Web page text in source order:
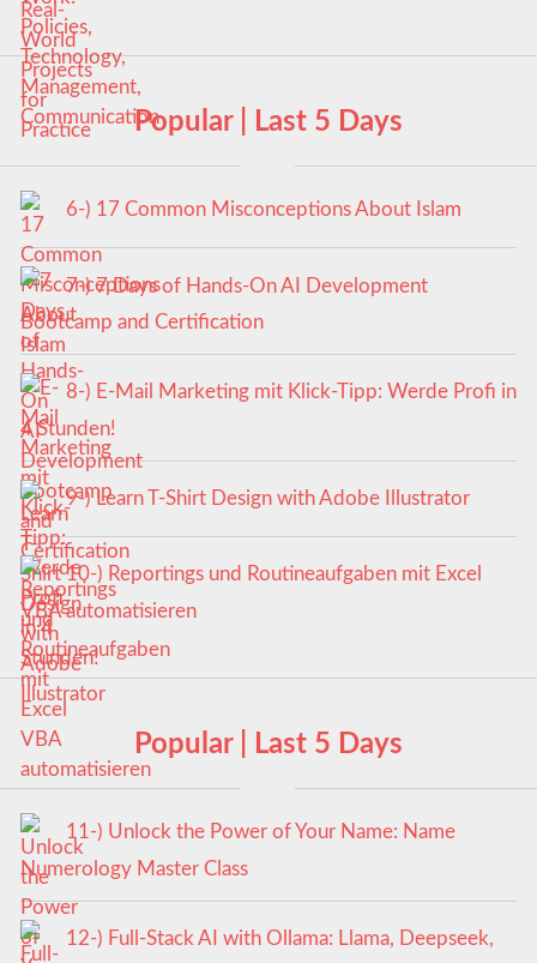
Popular | Last 5 Days
6-) 17 Common Misconceptions About Islam
7-) 7 Days of Hands-On AI Development
Bootcamp and Certification
8-) E-Mail Marketing mit Klick-Tipp: Werde Profi in
4 Stunden!
9-) Learn T-Shirt Design with Adobe Illustrator
10-) Reportings und Routineaufgaben mit Excel
VBA automatisieren
Popular | Last 5 Days
11-) Unlock the Power of Your Name: Name
Numerology Master Class
12-) Full-Stack AI with Ollama: Llama, Deepseek,